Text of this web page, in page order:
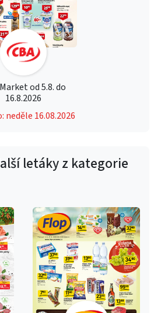
od 5.8. do
16.8.2026
neděle 16.08.2026
letáky z kategorie